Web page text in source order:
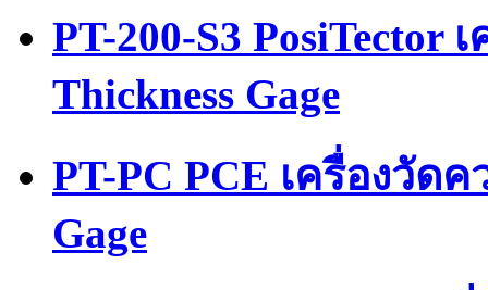
PT-200-S3 PosiTector
Thickness Gage
PT-PC PCE เครื่องวัด
Gage